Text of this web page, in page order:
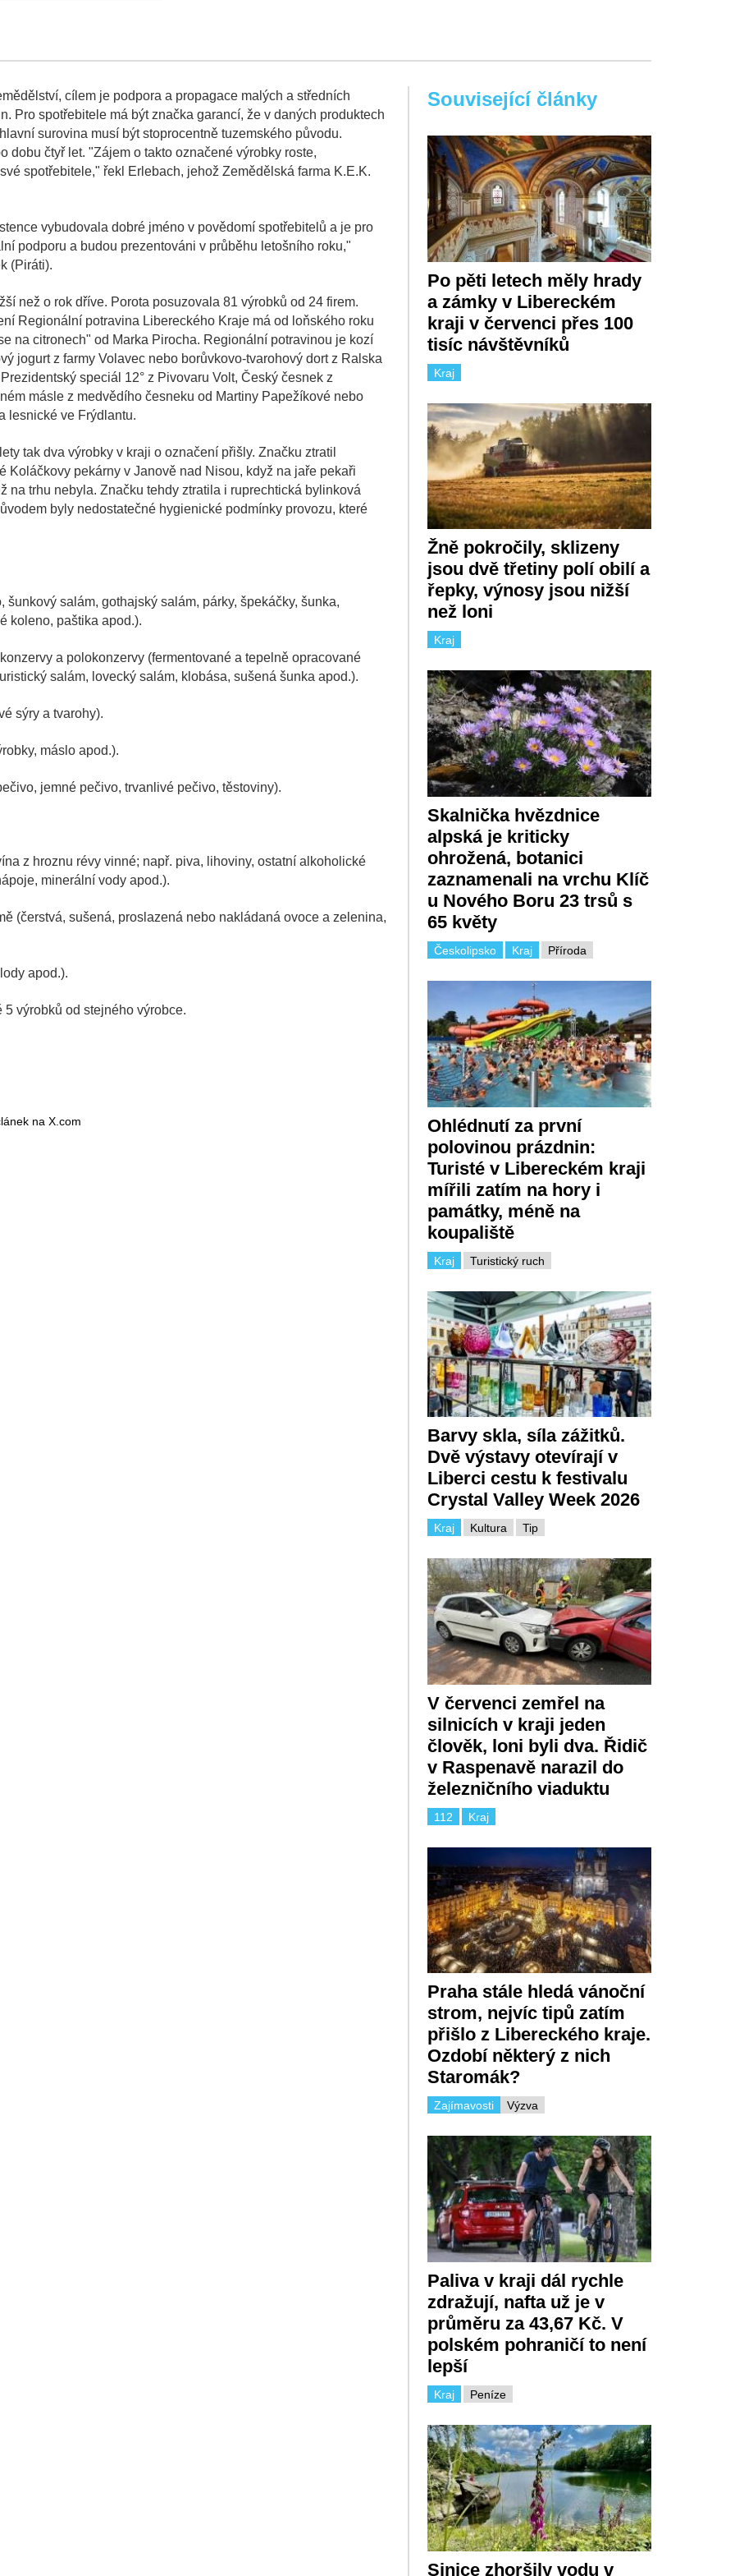
cílem je podpora a propagace malých a středních
Pro spotřebitele má být značka garancí, že v daných produktech
surovina musí být stoprocentně tuzemského původu.
dobu čtyř let. "Zájem o takto označené výrobky roste,
spotřebitele," řekl Erlebach, jehož Zemědělská farma K.E.K.
vybudovala dobré jméno v povědomí spotřebitelů a je pro
podporu a budou prezentováni v průběhu letošního roku,"
(Piráti).
než o rok dříve. Porota posuzovala 81 výrobků od 24 firem.
Regionální potravina Libereckého Kraje má od loňského roku
na citronech" od Marka Pirocha. Regionální potravinou je kozí
jogurt z farmy Volavec nebo borůvkovo-tvarohový dort z Ralska
speciál 12° z Pivovaru Volt, Český česnek z
másle z medvědího česneku od Martiny Papežíkové nebo
lesnické ve Frýdlantu.
tak dva výrobky v kraji o označení přišly. Značku ztratil
Koláčkovy pekárny v Janově nad Nisou, když na jaře pekaři
na trhu nebyla. Značku tehdy ztratila i ruprechtická bylinková
byly nedostatečné hygienické podmínky provozu, které
salám, gothajský salám, párky, špekáčky, šunka,
koleno, paštika apod.).
a polokonzervy (fermentované a tepelně opracované
salám, lovecký salám, klobása, sušená šunka apod.).
sýry a tvarohy).
máslo apod.).
jemné pečivo, trvanlivé pečivo, těstoviny).
z hroznu révy vinné; např. piva, lihoviny, ostatní alkoholické
minerální vody apod.).
(čerstvá, sušená, proslazená nebo nakládaná ovoce a zelenina,
apod.).
výrobků od stejného výrobce.
na X.com
Související články
Po pěti letech měly hrady
a zámky v Libereckém
kraji v červenci přes 100
tisíc návštěvníků
Kraj
Žně pokročily, sklizeny
jsou dvě třetiny polí obilí a
řepky, výnosy jsou nižší
než loni
Kraj
Skalnička hvězdnice
alpská je kriticky
ohrožená, botanici
zaznamenali na vrchu Klíč
u Nového Boru 23 trsů s
65 květy
Českolipsko Kraj Příroda
Ohlédnutí za první
polovinou prázdnin:
Turisté v Libereckém kraji
mířili zatím na hory i
památky, méně na
koupaliště
Kraj Turistický ruch
Barvy skla, síla zážitků.
Dvě výstavy otevírají v
Liberci cestu k festivalu
Crystal Valley Week 2026
Kraj Kultura Tip
V červenci zemřel na
silnicích v kraji jeden
člověk, loni byli dva. Řidič
v Raspenavě narazil do
železničního viaduktu
112 Kraj
Praha stále hledá vánoční
strom, nejvíc tipů zatím
přišlo z Libereckého kraje.
Ozdobí některý z nich
Staromák?
Výzva
Zajímavosti
Paliva v kraji dál rychle
zdražují, nafta už je v
průměru za 43,67 Kč. V
polském pohraničí to není
lepší
Kraj Peníze
Sinice zhoršily vodu v